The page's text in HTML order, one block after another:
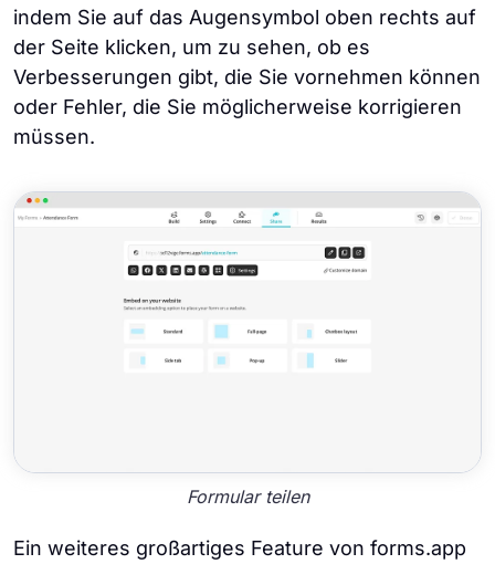
indem Sie auf das Augensymbol oben rechts auf
der Seite klicken, um zu sehen, ob es
Verbesserungen gibt, die Sie vornehmen können
oder Fehler, die Sie möglicherweise korrigieren
müssen.
Formular teilen
Ein weiteres großartiges Feature von forms.app